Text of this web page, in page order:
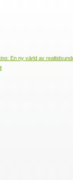
En ny värld av